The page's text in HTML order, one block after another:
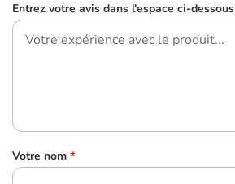
Entrez votre avis dans l'espace ci-dessous
Votre nom *